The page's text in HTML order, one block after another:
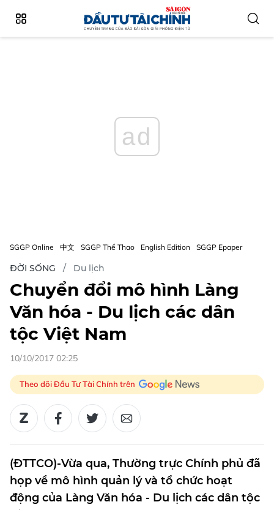
ad
SGGP Online 中文 SGGP Thể Thao English Edition SGGP Epaper
ĐỜI SỐNG Du lịch
Chuyển đổi mô hình Làng
Văn hóa - Du lịch các dân
tộc Việt Nam
10/10/2017 02:25
Theo dõi Đầu Tư Tài Chính trên
(ĐTTCO)-Vừa qua, Thường trực Chính phủ đã
họp về mô hình quản lý và tổ chức hoạt
động của Làng Văn hóa - Du lịch các dân tộc